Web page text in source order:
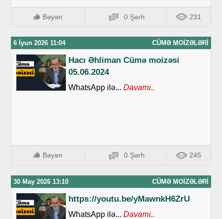
Bəyən 0 Şərh 231
6 İyun 2026 11:04 CÜMƏ MOIZƏLƏRI
Hacı Əhliman Cümə moizəsi
05.06.2024
WhatsApp ilə... Davamı..
Bəyən 0 Şərh 245
30 May 2026 13:10 CÜMƏ MOIZƏLƏRI
https://youtu.be/yMawnkH6ZrU
WhatsApp ilə... Davamı..